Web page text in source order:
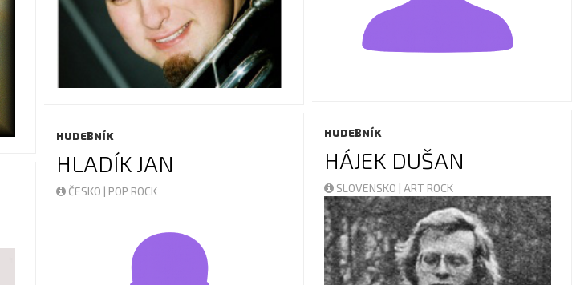
HUDEBNÍK
HÁJEK DUŠAN
SLOVENSKO | ART ROCK
HUDEBNÍK
HLADÍK JAN
ČESKO | POP ROCK